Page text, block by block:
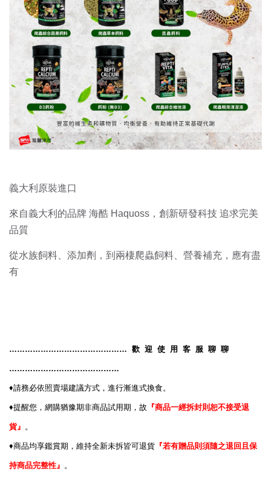
義大利原裝進口
來自義大利的品牌 海酷 Haquoss，創新研發科技 追求完美
品質
從水族飼料、添加劑，到兩棲爬蟲飼料、營養補充，應有盡
有
……………………………………… 歡 迎 使 用 客 服 聊 聊
……………………………………
♦️請務必依照賣場建議方式，進行漸進式換食。
♦️提醒您，網購猶豫期非商品試用期，故 『商品一經拆封則恕不接受退
貨』 。
♦️商品均享鑑賞期，維持全新未拆皆可退貨 『若有贈品則須隨之退回且保
持商品完整性』 。